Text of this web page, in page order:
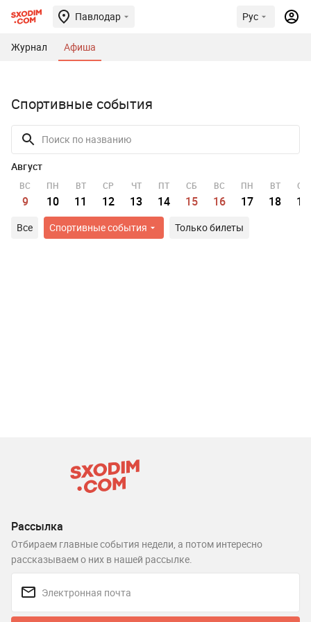
Павлодар Рус
Журнал Афиша
Спортивные события
Август
ВС
9
ПН
10
ВТ
11
СР
12
ЧТ
13
ПТ
14
СБ
15
ВС
16
ПН
17
ВТ
18
СР
19
Все Спортивные события Только билеты
Рассылка
Отбираем главные события недели, а потом интересно
рассказываем о них в нашей рассылке.